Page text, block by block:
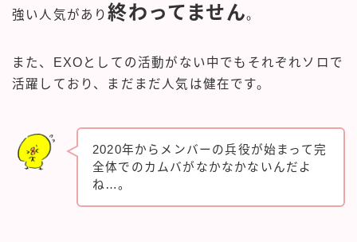
強い人気があり終わってません。
また、EXOとしての活動がない中でもそれぞれソロで
活躍しており、まだまだ人気は健在です。
2020年からメンバーの兵役が始まって完
全体でのカムバがなかなかないんだよ
ね…。